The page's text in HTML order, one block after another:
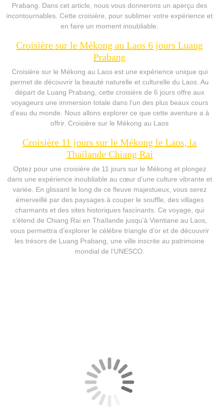
Prabang. Dans cet article, nous vous donnerons un aperçu des
incontournables. Cette croisière, pour sublimer votre expérience et
en faire un moment inoubliable.
Croisière sur le Mékong au Laos 6 jours Luang
Prabang
Croisière sur le Mékong au Laos est une expérience unique qui
permet de découvrir la beauté naturelle et culturelle du Laos. Au
départ de Luang Prabang, cette croisière de 6 jours offre aux
voyageurs une immersion totale dans l’un des plus beaux cours
d’eau du monde. Nous allons explorer ce que cette aventure a à
offrir. Croisière sur le Mékong au Laos
Croisière 11 jours sur le Mékong le Laos, la
Thaïlande Chiang Rai
Optez pour une croisière de 11 jours sur le Mékong et plongez
dans une expérience inoubliable au cœur d’une culture vibrante et
variée. En glissant le long de ce fleuve majestueux, vous serez
émerveillé par des paysages à couper le souffle, des villages
charmants et des sites historiques fascinants. Ce voyage, qui
s’étend de Chiang Rai en Thaïlande jusqu’à Vientiane au Laos,
vous permettra d’explorer le célèbre triangle d’or et de découvrir
les trésors de Luang Prabang, une ville inscrite au patrimoine
mondial de l’UNESCO.